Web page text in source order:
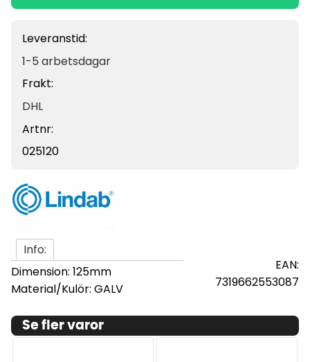
Leveranstid:
1-5 arbetsdagar
Frakt:
DHL
Artnr:
025120
Info:
Dimension: 125mm
Material/Kulör: GALV
EAN:
7319662553087
Se fler varor